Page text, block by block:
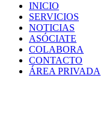
INICIO
SERVICIOS
NOTICIAS
ASÓCIATE
COLABORA
CONTACTO
ÁREA PRIVADA